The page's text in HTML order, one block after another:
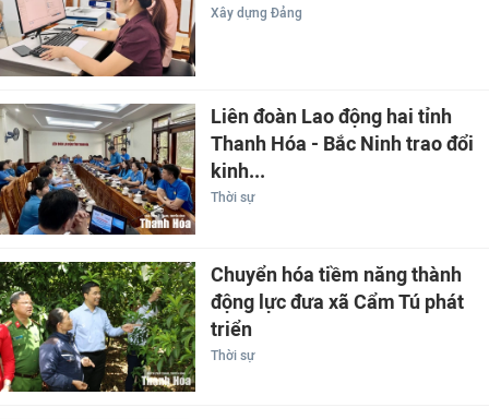
Xây dựng Đảng
Liên đoàn Lao động hai tỉnh
Thanh Hóa - Bắc Ninh trao đổi
kinh...
Thời sự
Chuyển hóa tiềm năng thành
động lực đưa xã Cẩm Tú phát
triển
Thời sự